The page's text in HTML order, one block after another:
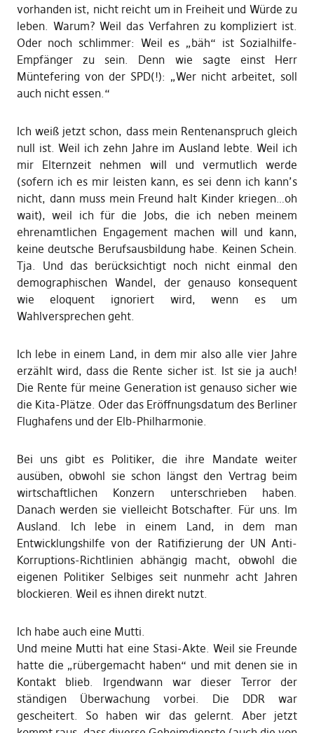
vorhanden ist, nicht reicht um in Freiheit und Würde zu
leben. Warum? Weil das Verfahren zu kompliziert ist.
Oder noch schlimmer: Weil es „bäh“ ist Sozialhilfe-
Empfänger zu sein. Denn wie sagte einst Herr
Müntefering von der SPD(!): „Wer nicht arbeitet, soll
auch nicht essen.“
Ich weiß jetzt schon, dass mein Rentenanspruch gleich
null ist. Weil ich zehn Jahre im Ausland lebte. Weil ich
mir Elternzeit nehmen will und vermutlich werde
(sofern ich es mir leisten kann, es sei denn ich kann’s
nicht, dann muss mein Freund halt Kinder kriegen…oh
wait), weil ich für die Jobs, die ich neben meinem
ehrenamtlichen Engagement machen will und kann,
keine deutsche Berufsausbildung habe. Keinen Schein.
Tja. Und das berücksichtigt noch nicht einmal den
demographischen Wandel, der genauso konsequent
wie eloquent ignoriert wird, wenn es um
Wahlversprechen geht.
Ich lebe in einem Land, in dem mir also alle vier Jahre
erzählt wird, dass die Rente sicher ist. Ist sie ja auch!
Die Rente für meine Generation ist genauso sicher wie
die Kita-Plätze. Oder das Eröffnungsdatum des Berliner
Flughafens und der Elb-Philharmonie.
Bei uns gibt es Politiker, die ihre Mandate weiter
ausüben, obwohl sie schon längst den Vertrag beim
wirtschaftlichen Konzern unterschrieben haben.
Danach werden sie vielleicht Botschafter. Für uns. Im
Ausland. Ich lebe in einem Land, in dem man
Entwicklungshilfe von der Ratifizierung der UN Anti-
Korruptions-Richtlinien abhängig macht, obwohl die
eigenen Politiker Selbiges seit nunmehr acht Jahren
blockieren. Weil es ihnen direkt nutzt.
Ich habe auch eine Mutti.
Und meine Mutti hat eine Stasi-Akte. Weil sie Freunde
hatte die „rübergemacht haben“ und mit denen sie in
Kontakt blieb. Irgendwann war dieser Terror der
ständigen Überwachung vorbei. Die DDR war
gescheitert. So haben wir das gelernt. Aber jetzt